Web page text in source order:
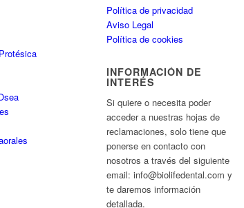
Política de privacidad
Aviso Legal
Política de cookies
INFORMACIÓN DE
INTERÉS
Si quiere o necesita poder
acceder a nuestras hojas de
reclamaciones, solo tiene que
ponerse en contacto con
nosotros a través del siguiente
email: info@biolifedental.com y
te daremos información
detallada.